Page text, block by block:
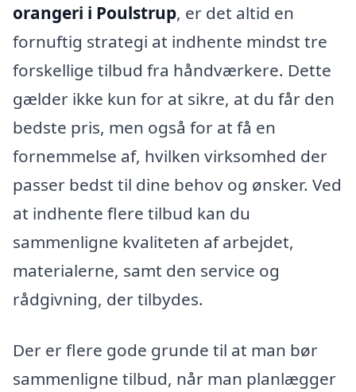
orangeri i Poulstrup, er det altid en
fornuftig strategi at indhente mindst tre
forskellige tilbud fra håndværkere. Dette
gælder ikke kun for at sikre, at du får den
bedste pris, men også for at få en
fornemmelse af, hvilken virksomhed der
passer bedst til dine behov og ønsker. Ved
at indhente flere tilbud kan du
sammenligne kvaliteten af arbejdet,
materialerne, samt den service og
rådgivning, der tilbydes.
Der er flere gode grunde til at man bør
sammenligne tilbud, når man planlægger